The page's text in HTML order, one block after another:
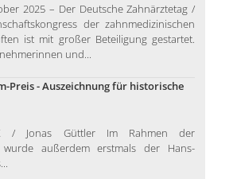
2025 – Der Deutsche Zahnärztetag /
der zahnmedizinischen
ist mit großer Beteiligung gestartet.
und...
Preis - Auszeichnung für historische
/ Jonas Güttler Im Rahmen der
wurde außerdem erstmals der Hans-